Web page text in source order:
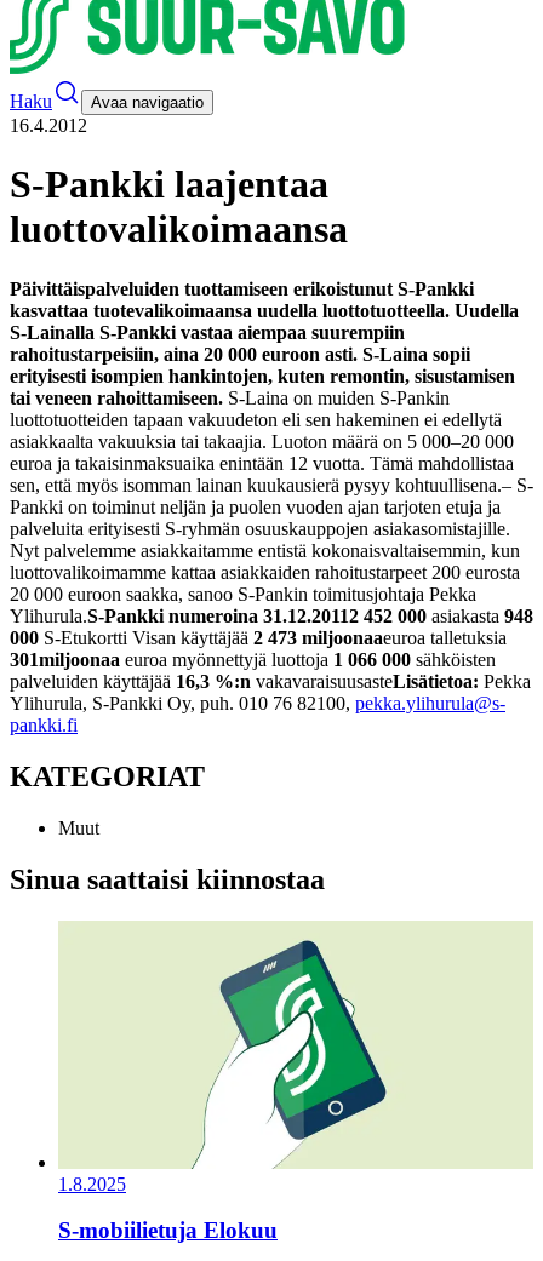
Haku Avaa navigaatio
16.4.2012
S-Pankki laajentaa
luottovalikoimaansa
Päivittäispalveluiden tuottamiseen erikoistunut S-Pankki
kasvattaa tuotevalikoimaansa uudella luottotuotteella. Uudella
S-Lainalla S-Pankki vastaa aiempaa suurempiin
rahoitustarpeisiin, aina 20 000 euroon asti. S-Laina sopii
erityisesti isompien hankintojen, kuten remontin, sisustamisen
tai veneen rahoittamiseen. S-Laina on muiden S-Pankin
luottotuotteiden tapaan vakuudeton eli sen hakeminen ei edellytä
asiakkaalta vakuuksia tai takaajia. Luoton määrä on 5 000–20 000
euroa ja takaisinmaksuaika enintään 12 vuotta. Tämä mahdollistaa
sen, että myös isomman lainan kuukausierä pysyy kohtuullisena.– S-
Pankki on toiminut neljän ja puolen vuoden ajan tarjoten etuja ja
palveluita erityisesti S-ryhmän osuuskauppojen asiakasomistajille.
Nyt palvelemme asiakkaitamme entistä kokonaisvaltaisemmin, kun
luottovalikoimamme kattaa asiakkaiden rahoitustarpeet 200 eurosta
20 000 euroon saakka, sanoo S-Pankin toimitusjohtaja Pekka
Ylihurula.S-Pankki numeroina 31.12.20112 452 000 asiakasta 948
000 S-Etukortti Visan käyttäjää 2 473 miljoonaaeuroa talletuksia
301miljoonaa euroa myönnettyjä luottoja 1 066 000 sähköisten
palveluiden käyttäjää 16,3 %:n vakavaraisuusasteLisätietoa: Pekka
Ylihurula, S-Pankki Oy, puh. 010 76 82100, pekka.ylihurula@s-
pankki.fi
KATEGORIAT
Muut
Sinua saattaisi kiinnostaa
1.8.2025
S-mobiilietuja Elokuu